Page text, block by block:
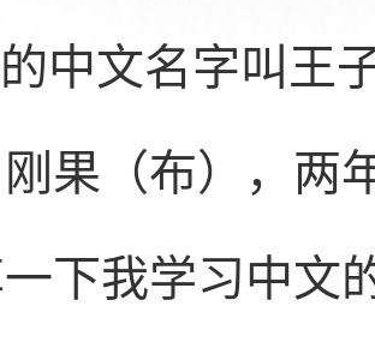
中文名字叫王
果（布），两
下我学习中文